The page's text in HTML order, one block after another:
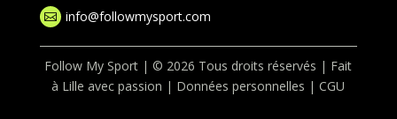
 info@followmysport.com
Follow My Sport | © 2026 Tous droits réservés | Fait
à Lille avec passion | Données personnelles |CGU